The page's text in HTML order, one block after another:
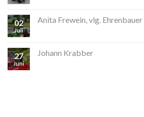
02
Juli
Anita Frewein, vlg. Ehrenbauer
27
Juni
Johann Krabber